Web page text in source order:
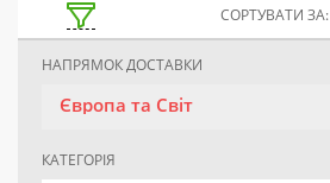
СОРТУВАТИ ЗА:
НАПРЯМОК ДОСТАВКИ
Європа та Світ
КАТЕГОРІЯ